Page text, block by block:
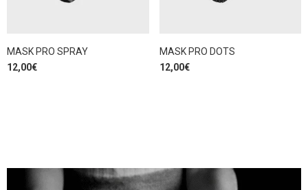
MASK PRO SPRAY
12,00€
MASK PRO DOTS
12,00€